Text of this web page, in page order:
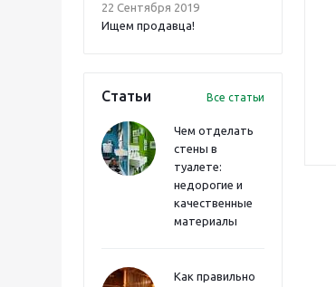
22 Сентября 2019
Ищем продавца!
Статьи Все статьи
Чем отделать
стены в
туалете:
недорогие и
качественные
материалы
Как правильно